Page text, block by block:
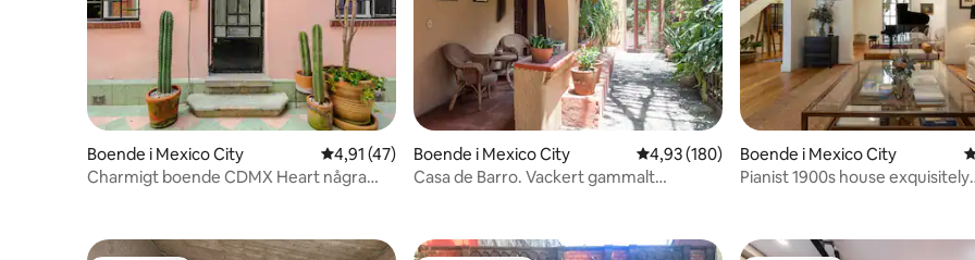
Boende i Mexico City 4,91 av 5 i genomsnittligt betyg, 47 omdömen
4,91 (47)
Charmigt boende CDMX Heart några
Boende i Mexico City 4,93 av 5 i genomsnittligt betyg, 180
4,93 (180)
Casa de Barro. Vackert gammalt
Boende i Mexico City
Pianist 1900s house exquisitely